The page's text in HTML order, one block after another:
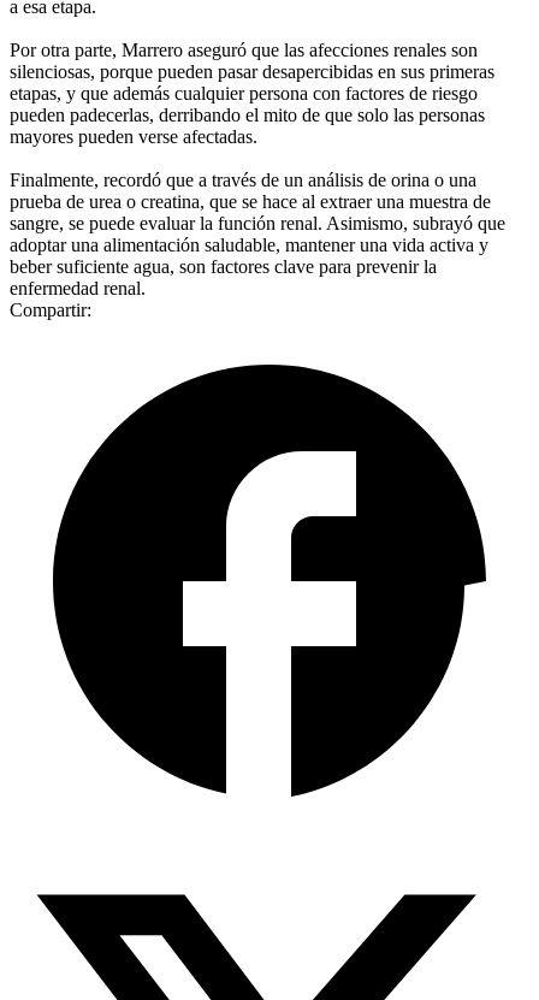
a esa etapa.
Por otra parte, Marrero aseguró que las afecciones renales son
silenciosas, porque pueden pasar desapercibidas en sus primeras
etapas, y que además cualquier persona con factores de riesgo
pueden padecerlas, derribando el mito de que solo las personas
mayores pueden verse afectadas.
Finalmente, recordó que a través de un análisis de orina o una
prueba de urea o creatina, que se hace al extraer una muestra de
sangre, se puede evaluar la función renal. Asimismo, subrayó que
adoptar una alimentación saludable, mantener una vida activa y
beber suficiente agua, son factores clave para prevenir la
enfermedad renal.
Compartir: